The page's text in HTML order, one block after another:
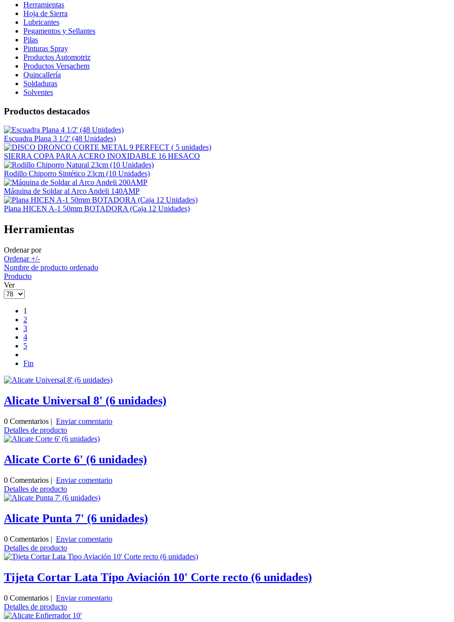
Herramientas
Hoja de Sierra
Lubricantes
Pegamentos y Sellantes
Pilas
Pinturas Spray
Productos Automotriz
Productos Versachem
Quincallería
Soldaduras
Solventes
Productos destacados
Escuadra Plana 3 1/2' (48 Unidades)
SIERRA COPA PARA ACERO INOXIDABLE 16 HESACO
Rodillo Chiporro Sintético 23cm (10 Unidades)
Máquina de Soldar al Arco Andeli 140AMP
Plana HICEN A-1 50mm BOTADORA (Caja 12 Unidades)
Herramientas
Ordenar por
Ordenar +/-
Nombre de producto ordenado
Producto
Ver
1
2
3
4
5
Fin
Alicate Universal 8' (6 unidades)
0 Comentarios | Enviar comentario
Detalles de producto
Alicate Corte 6' (6 unidades)
0 Comentarios | Enviar comentario
Detalles de producto
Alicate Punta 7' (6 unidades)
0 Comentarios | Enviar comentario
Detalles de producto
Tijeta Cortar Lata Tipo Aviación 10' Corte recto (6 unidades)
0 Comentarios | Enviar comentario
Detalles de producto